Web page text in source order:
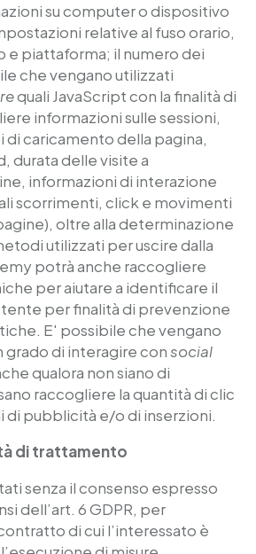
su computer o dispositivo
relative al fuso orario,
e piattaforma; il numero dei
che vengano utilizzati
quali JavaScript con la finalità di
informazioni sulle sessioni,
caricamento della pagina,
durata delle visite a
informazioni di interazione
scorrimenti, click e movimenti
oltre alla determinazione
utilizzati per uscire dalla
potrà anche raccogliere
per aiutare a identificare il
per finalità di prevenzione
E' possibile che vengano
grado di interagire consocial
qualora non siano di
raccogliere la quantità di clic
di pubblicità e/o di inserzioni.
di trattamento
senza il consenso espresso
dell’art. 6 GDPR, per
di cui l’interessato è